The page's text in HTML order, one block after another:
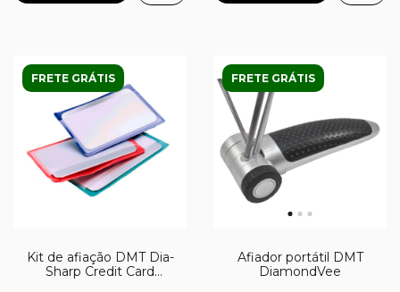
FRETE GRÁTIS
Kit de afiação DMT Dia-
Sharp Credit Card
FRETE GRÁTIS
Afiador portátil DMT
DiamondVee